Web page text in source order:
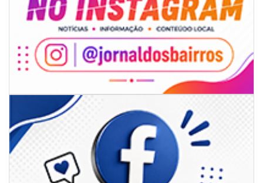
06/08/2026 | 18:28
Ciclone-bomba se forma sobre o oceano, mas Santa Catarina terá
impactos provocados pela frente fria e pelo vento Sul